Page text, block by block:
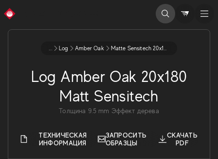
... Log Amber Oak Matte Sensitech 20x180 95 Ax5x
Log Amber Oak 20x180
Matt Sensitech
Толщина 9.5 mm Эффект дерева
ТЕХНИЧЕСКАЯ
ИНФОРМАЦИЯ
ЗАПРОСИТЬ
ОБРАЗЦЫ
СКАЧАТЬ
PDF